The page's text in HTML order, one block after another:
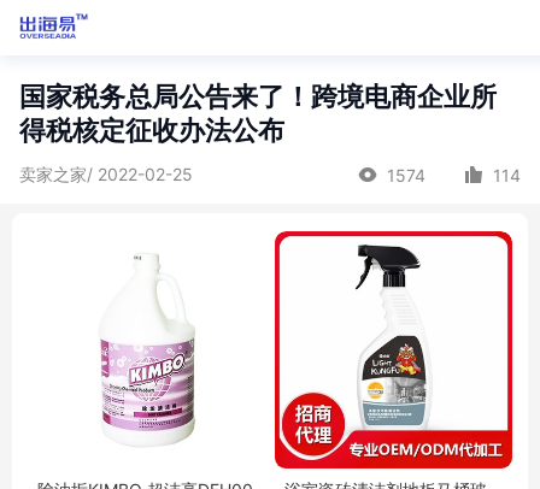
国家税务总局公告来了！跨境电商企业所
得税核定征收办法公布
卖家之家/ 2022-02-25 1574 114